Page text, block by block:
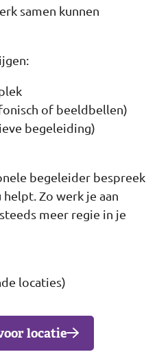
samen kunnen
of beeldbellen)
begeleiding)
begeleider bespreek
Zo werk je aan
meer regie in je
locaties)
locatie